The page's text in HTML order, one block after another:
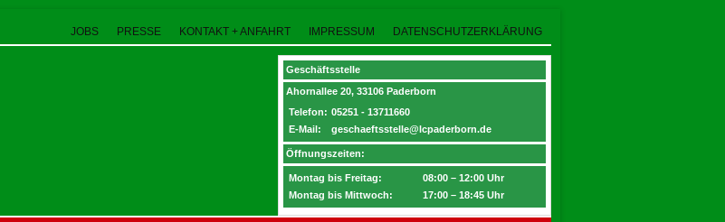
JOBS PRESSE KONTAKT + ANFAHRT IMPRESSUM DATENSCHUTZERKLÄRUNG
Geschäftsstelle
Ahornallee 20, 33106 Paderborn
Telefon: 05251 - 13711660
E-Mail:
geschaeftsstelle@lcpaderborn.de
Öffnungszeiten:
Montag bis Freitag:
08:00 – 12:00 Uhr
Montag bis Mittwoch:
17:00 – 18:45 Uhr